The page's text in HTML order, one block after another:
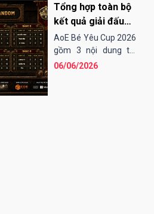
Tổng hợp toàn bộ
kết quả giải đấu
AoE Bé Yêu Cup
2026
AoE Bé Yêu Cup 2026
gồm 3 nội dung thi
đấu: Solo Random,
06/06/2026